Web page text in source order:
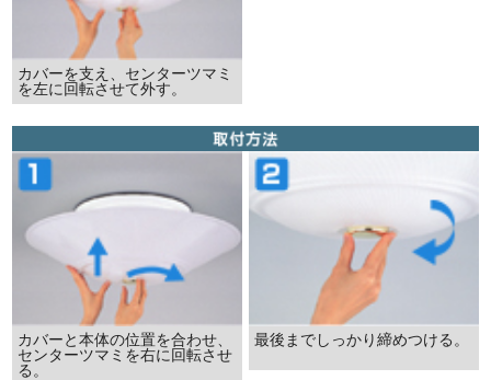
カバーを支え、センターツマミ
を左に回転させて外す。
カバーと本体の位置を合わせ、
センターツマミを右に回転させ
る。
最後までしっかり締めつける。